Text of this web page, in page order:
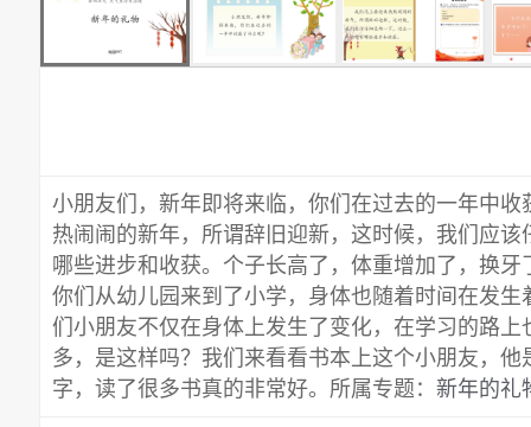
小朋友们，新年即将来临，你们在过去的一年中
热闹闹的新年，所谓辞旧迎新，这时候，我们应
哪些进步和收获。个子长高了，体重增加了，换
你们从幼儿园来到了小学，身体也随着时间在发
们小朋友不仅在身体上发生了变化，在学习的路
多，是这样吗？我们来看看书本上这个小朋友，
字，读了很多书真的非常好。所属专题： 新年的礼